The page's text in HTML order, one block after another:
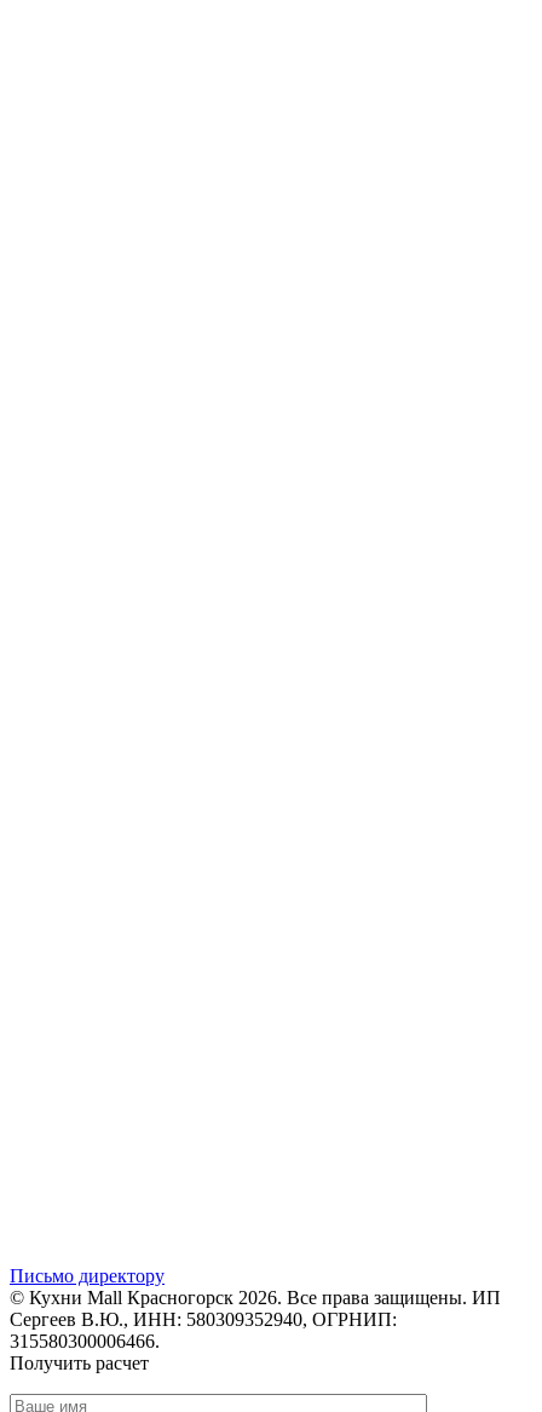
Письмо директору
© Кухни Mall Красногорск 2026. Все права защищены. ИП
Сергеев В.Ю., ИНН: 580309352940, ОГРНИП:
315580300006466.
Получить расчет